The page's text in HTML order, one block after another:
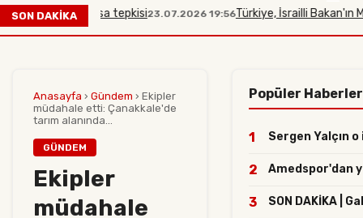
SON DAKİKA
Aksa tepkisi23.07.2026 19:56Türkiye, İsrailli Bakan'ın Mescid-i
Anasayfa › Gündem › Ekipler
müdahale etti: Çanakkale'de
tarım alanında...
GÜNDEM
Ekipler
müdahale
Popüler Haberler
1 Sergen Yalçın
2 Amedspor'dan
3 SON DAKİKA |